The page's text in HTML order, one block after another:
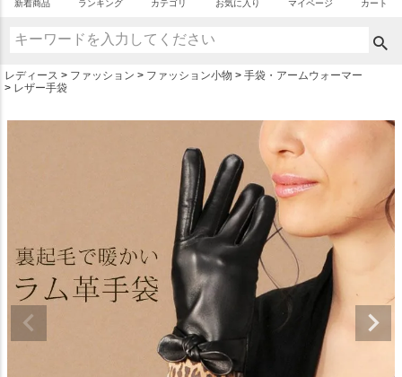
新着商品 ランキング カテゴリ お気に入り マイページ カート
レディース ファッション ファッション小物
手袋・アームウォーマー
レザー手袋